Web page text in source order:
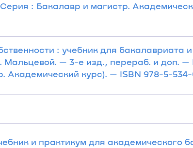
: Бакалавр и магистр.
: учебник для бакалавриата
— 3-е изд., перераб. и доп. —
Академический курс). — ISBN 978-5-534-
и практикум для академического